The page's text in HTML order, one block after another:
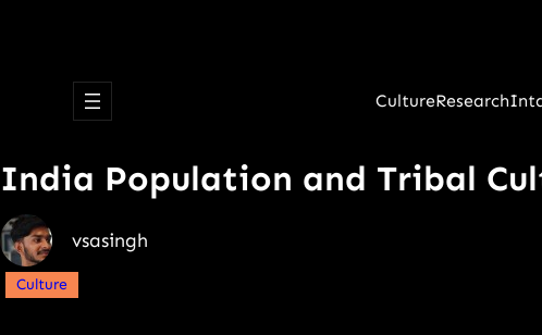
CultureResearch
India Population and Tribal
vsasingh
Culture